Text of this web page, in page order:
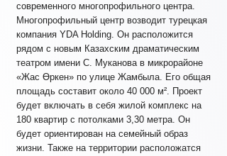
современного многопрофильного центра.
Многопрофильный центр возводит турецкая
компания YDA Holding. Он расположится
рядом с новым Казахским драматическим
театром имени С. Муканова в микрорайоне
«Жас Өркен» по улице Жамбыла. Его общая
площадь составит около 40 000 м². Проект
будет включать в себя жилой комплекс на
180 квартир с потолками 3,30 метра. Он
будет ориентирован на семейный образ
жизни. Также на территории расположатся